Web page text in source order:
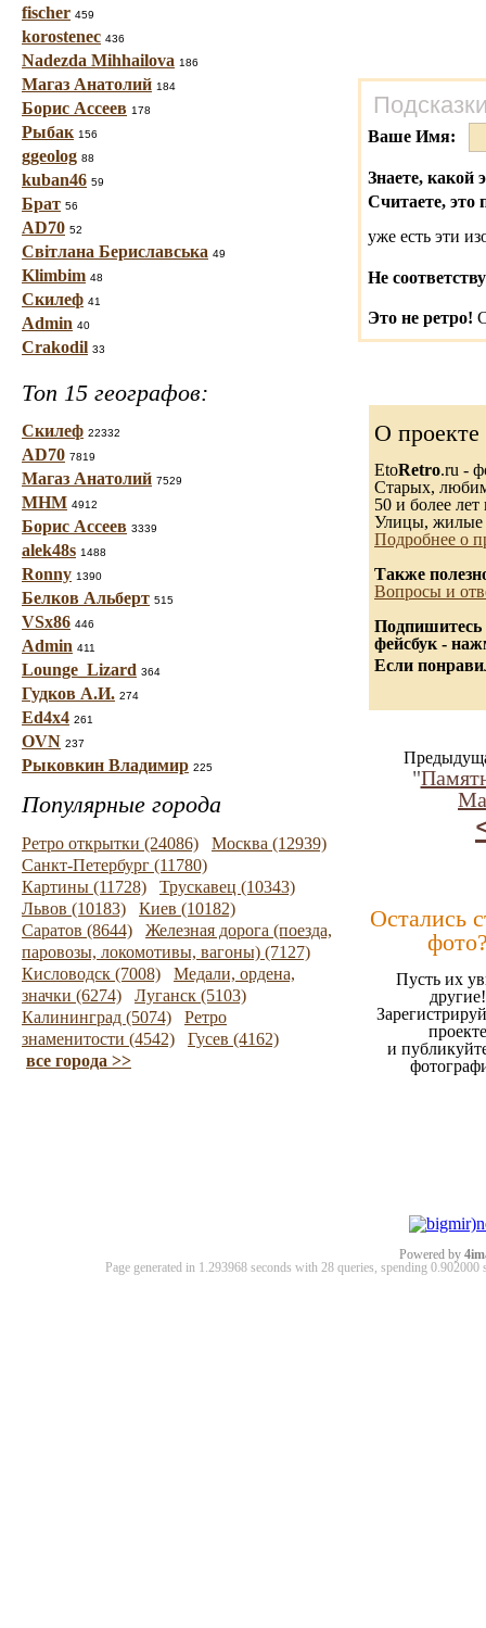
fischer 459
korostenec 436
Nadezda Mihhailova 186
Магаз Анатолий 184
Борис Ассеев 178
Рыбак 156
ggeolog 88
kuban46 59
Брат 56
AD70 52
Світлана Бериславська 49
Klimbim 48
Скилеф 41
Admin 40
Crakodil 33
Топ 15 географов:
Скилеф 22332
AD70 7819
Магаз Анатолий 7529
МНМ 4912
Борис Ассеев 3339
alek48s 1488
Ronny 1390
Белков Альберт 515
VSx86 446
Admin 411
Lounge_Lizard 364
Гудков А.И. 274
Ed4x4 261
OVN 237
Рыковкин Владимир 225
Популярные города
Ретро открытки (24086)
Москва (12939)
Санкт-Петербург (11780)
Картины (11728)
Трускавец (10343)
Львов (10183)
Киев (10182)
Саратов (8644)
Железная дорога (поезда,
паровозы, локомотивы, вагоны) (7127)
Кисловодск (7008)
Медали, ордена,
значки (6274)
Луганск (5103)
Калининград (5074)
Ретро
знаменитости (4542)
Гусев (4162)
все города >>
Ваше Имя:
Знаете, какой
Считаете, это
уже есть эти
Не
Это не ретро!
О проекте
EtoRetro.ru -
Старых,
50 и более лет
Улицы, жилые
Подробнее о
Также
Вопросы и
Подпишитесь
фейсбук -
Если
"
Остались
Пусть их
другие!
проекте
и
Powered by
Page generated in 1.293968 seconds with 28 queries, spending